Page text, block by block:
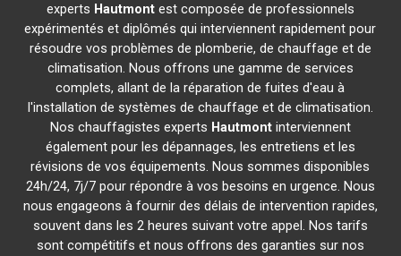
experts Hautmontest composée de professionnels
expérimentés et diplômés qui interviennent rapidement pour
résoudre vos problèmes de plomberie, de chauffage et de
climatisation. Nous offrons une gamme de services
complets, allant de la réparation de fuites d'eau à
l'installation de systèmes de chauffage et de climatisation.
Nos chauffagistes experts Hautmontinterviennent
également pour les dépannages, les entretiens et les
révisions de vos équipements. Nous sommes disponibles
24h/24, 7j/7 pour répondre à vos besoins en urgence. Nous
nous engageons à fournir des délais de intervention rapides,
souvent dans les 2 heures suivant votre appel. Nos tarifs
sont compétitifs et nous offrons des garanties sur nos